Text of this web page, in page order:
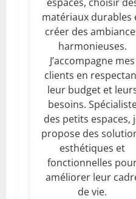
matériaux durables
créer des
harmonieuses.
J’accompagne mes
clients en
leur budget et
besoins.
des petits espaces,
propose des
esthétiques et
fonctionnelles
améliorer leur
de vie.